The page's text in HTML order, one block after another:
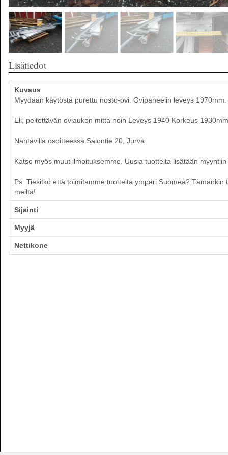
Lisätiedot
Kuvaus
Myydään käytöstä purettu nosto-ovi. Ovipaneelin leveys
Eli, peitettävän oviaukon mitta noin Leveys 1940 Korkeus
Nähtävillä osoitteessa Salontie 20, Jurva
Katso myös muut ilmoituksemme. Uusia tuotteita lisätään
Ps. Tiesitkö että toimitamme tuotteita ympäri Suomea?
meiltä!
Sijainti
Myyjä
Nettikone